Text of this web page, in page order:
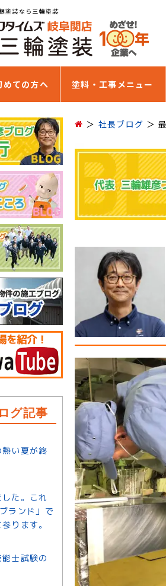
塗装なら三輪塗装
めての方へ 塗料・工事メニュー
社長ブログ
グ記事
い夏が終
た。これ
ランド」で
ります。
士試験の